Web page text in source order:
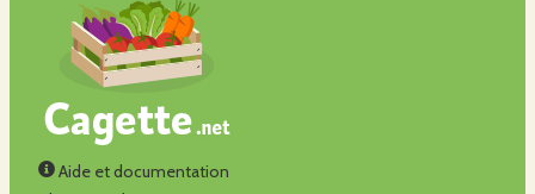
Aide et documentation